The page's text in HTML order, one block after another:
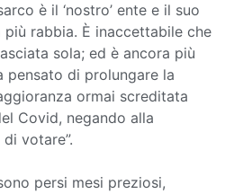
è il ‘nostro’ ente e il suo
rabbia. È inaccettabile che
sola; ed è ancora più
pensato di prolungare la
ormai screditata
Covid, negando alla
votare”.
persi mesi preziosi,